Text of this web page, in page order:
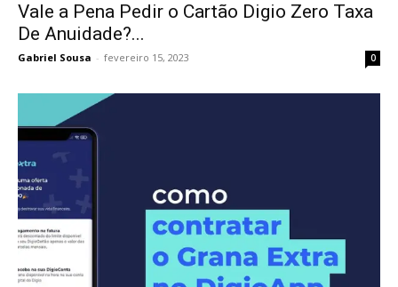
Vale a Pena Pedir o Cartão Digio Zero Taxa
De Anuidade?...
Gabriel Sousa - fevereiro 15, 2023 0